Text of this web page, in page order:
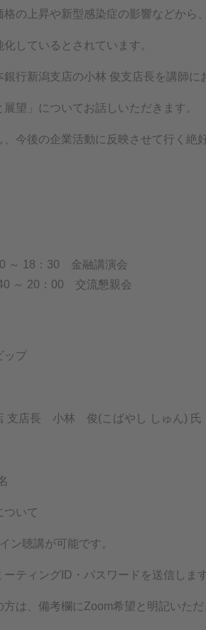
の上昇や新型感染症の影響などから、
しているとされています。
行新潟支店の小林 俊支店長を講師に
展望」についてお話しいただきます。
今後の企業活動に反映させて行く絶
～ 18：30 金融講演会
：00 交流懇親会
ップ
支店長 小林 俊(こばやし しゅん) 氏
いて
ン聴講が可能です。
ティングID・パスワードを送信しま
は、備考欄にZoom希望と明記いただ